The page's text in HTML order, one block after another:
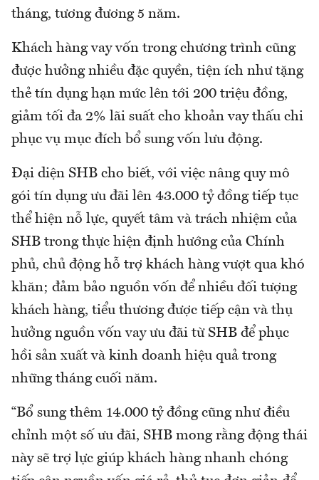
tháng, tương đương 5 năm.
Khách hàng vay vốn trong chương trình cũng
được hưởng nhiều đặc quyền, tiện ích như tặng
thẻ tín dụng hạn mức lên tới 200 triệu đồng,
giảm tối đa 2% lãi suất cho khoản vay thấu chi
phục vụ mục đích bổ sung vốn lưu động.
Đại diện SHB cho biết, với việc nâng quy mô
gói tín dụng ưu đãi lên 43.000 tỷ đồng tiếp tục
thể hiện nỗ lực, quyết tâm và trách nhiệm của
SHB trong thực hiện định hướng của Chính
phủ, chủ động hỗ trợ khách hàng vượt qua khó
khăn; đảm bảo nguồn vốn để nhiều đối tượng
khách hàng, tiểu thương được tiếp cận và thụ
hưởng nguồn vốn vay ưu đãi từ SHB để phục
hồi sản xuất và kinh doanh hiệu quả trong
những tháng cuối năm.
“Bổ sung thêm 14.000 tỷ đồng cũng như điều
chỉnh một số ưu đãi, SHB mong rằng động thái
này sẽ trợ lực giúp khách hàng nhanh chóng